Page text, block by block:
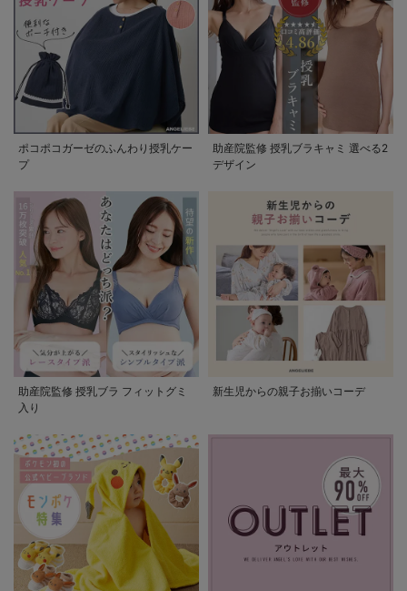
ポコポコガーゼのふんわり授乳ケー
プ
助産院監修 授乳ブラキャミ 選べる2
デザイン
助産院監修 授乳ブラ フィットグミ
入り
新生児からの親子お揃いコーデ